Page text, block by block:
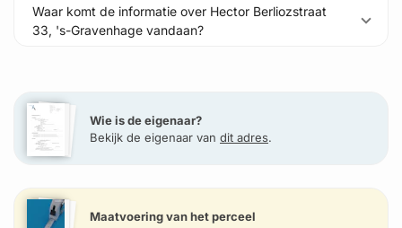
Waar komt de informatie over Hector Berliozstraat
33, 's-Gravenhage vandaan?
Wie is de eigenaar?
Bekijk de eigenaar van dit adres.
Maatvoering van het perceel